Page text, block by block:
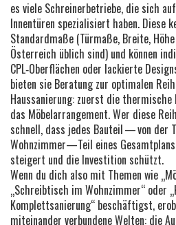
es viele Schreinerbetriebe, die sich
Innentüren spezialisiert haben. Diese
Standardmaße (Türmaße, Breite,
Österreich üblich sind) und können
CPL‑Oberflächen oder lackierte
bieten sie Beratung zur optimalen
Haussanierung: zuerst die thermische
das Möbelarrangement. Wer diese
schnell, dass jedes Bauteil — von der
Wohnzimmer—Teil eines
steigert und die Investition schützt.
Wenn du dich also mit Themen wie
„Schreibtisch im Wohnzimmer“ oder
Komplettsanierung“ beschäftigst,
miteinander verbundene Welten: die